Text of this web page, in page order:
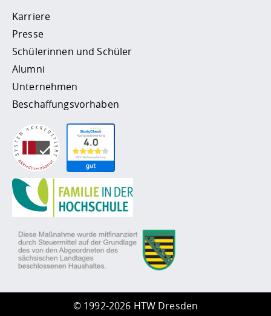
Karriere
Presse
Schülerinnen und Schüler
Alumni
Unternehmen
Beschaffungsvorhaben
© 1992-2026 HTW Dresden